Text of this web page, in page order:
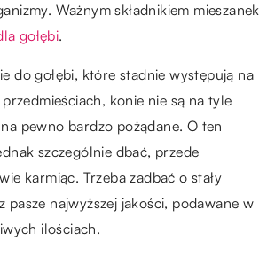
Ważnym składnikiem mieszanek
gołębi.
do gołębi, które stadnie występują na
konie nie są na tyle
pewno bardzo pożądane. O ten
szczególnie dbać, przede
karmiąc. Trzeba zadbać o stały
pasze najwyższej jakości, podawane w
ilościach.